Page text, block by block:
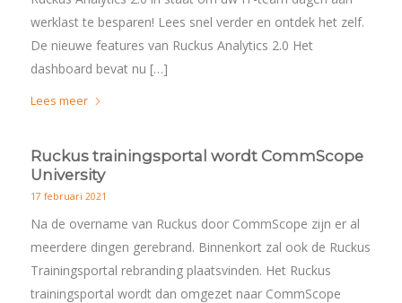
werklast te besparen! Lees snel verder en ontdek het zelf.
De nieuwe features van Ruckus Analytics 2.0 Het
dashboard bevat nu […]
Lees meer
Ruckus trainingsportal wordt CommScope
University
17 februari 2021
Na de overname van Ruckus door CommScope zijn er al
meerdere dingen gerebrand. Binnenkort zal ook de Ruckus
Trainingsportal rebranding plaatsvinden. Het Ruckus
trainingsportal wordt dan omgezet naar CommScope